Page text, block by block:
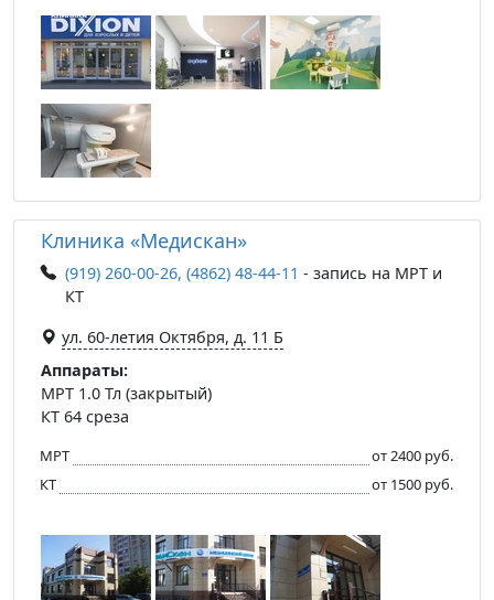
Клиника «Медискан»
(919) 260-00-26, (4862) 48-44-11 - запись на МРТ и
КТ
ул. 60-летия Октября, д. 11 Б
Аппараты:
МРТ 1.0 Тл (закрытый)
КТ 64 среза
МРТ
от 2400 руб.
КТ
от 1500 руб.